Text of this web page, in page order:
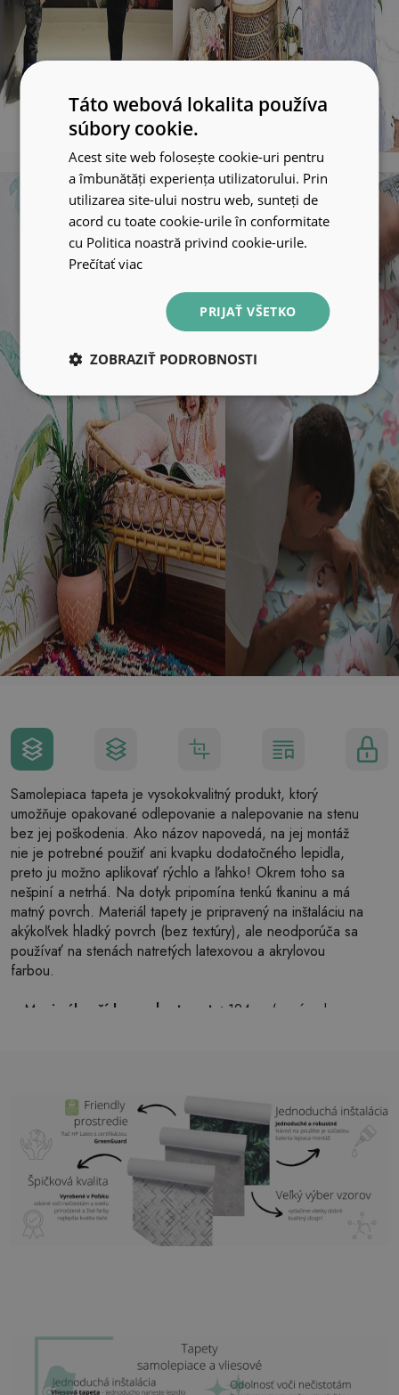
Samolepiaca tapeta je vysokokvalitný produkt, ktorý
umožňuje opakované odlepovanie a nalepovanie na stenu
bez jej poškodenia. Ako názov napovedá, na jej montáž
nie je potrebné použiť ani kvapku dodatočného lepidla,
preto ju možno aplikovať rýchlo a ľahko! Okrem toho sa
nešpiní a netrhá. Na dotyk pripomína tenkú tkaninu a má
matný povrch. Materiál tapety je pripravený na inštaláciu na
akýkoľvek hladký povrch (bez textúry), ale neodporúča sa
používať na stenách natretých latexovou a akrylovou
farbou.
Maximálna šírka pruhu tapety: 124cm (v prípade
Lepidlo: Nie je potrebné
Použitie:Obývačka, spálňa, kancelárske priestory,
predsieň a mnoho ďalších
Táto webová lokalita používa
súbory cookie.
Acest site web folosește cookie-uri pentru
a îmbunătăți experiența utilizatorului. Prin
utilizarea site-ului nostru web, sunteți de
acord cu toate cookie-urile în conformitate
cu Politica noastră privind cookie-urile.
Prečítať viac
PRIJAŤ VŠETKO
ZOBRAZIŤ PODROBNOSTI